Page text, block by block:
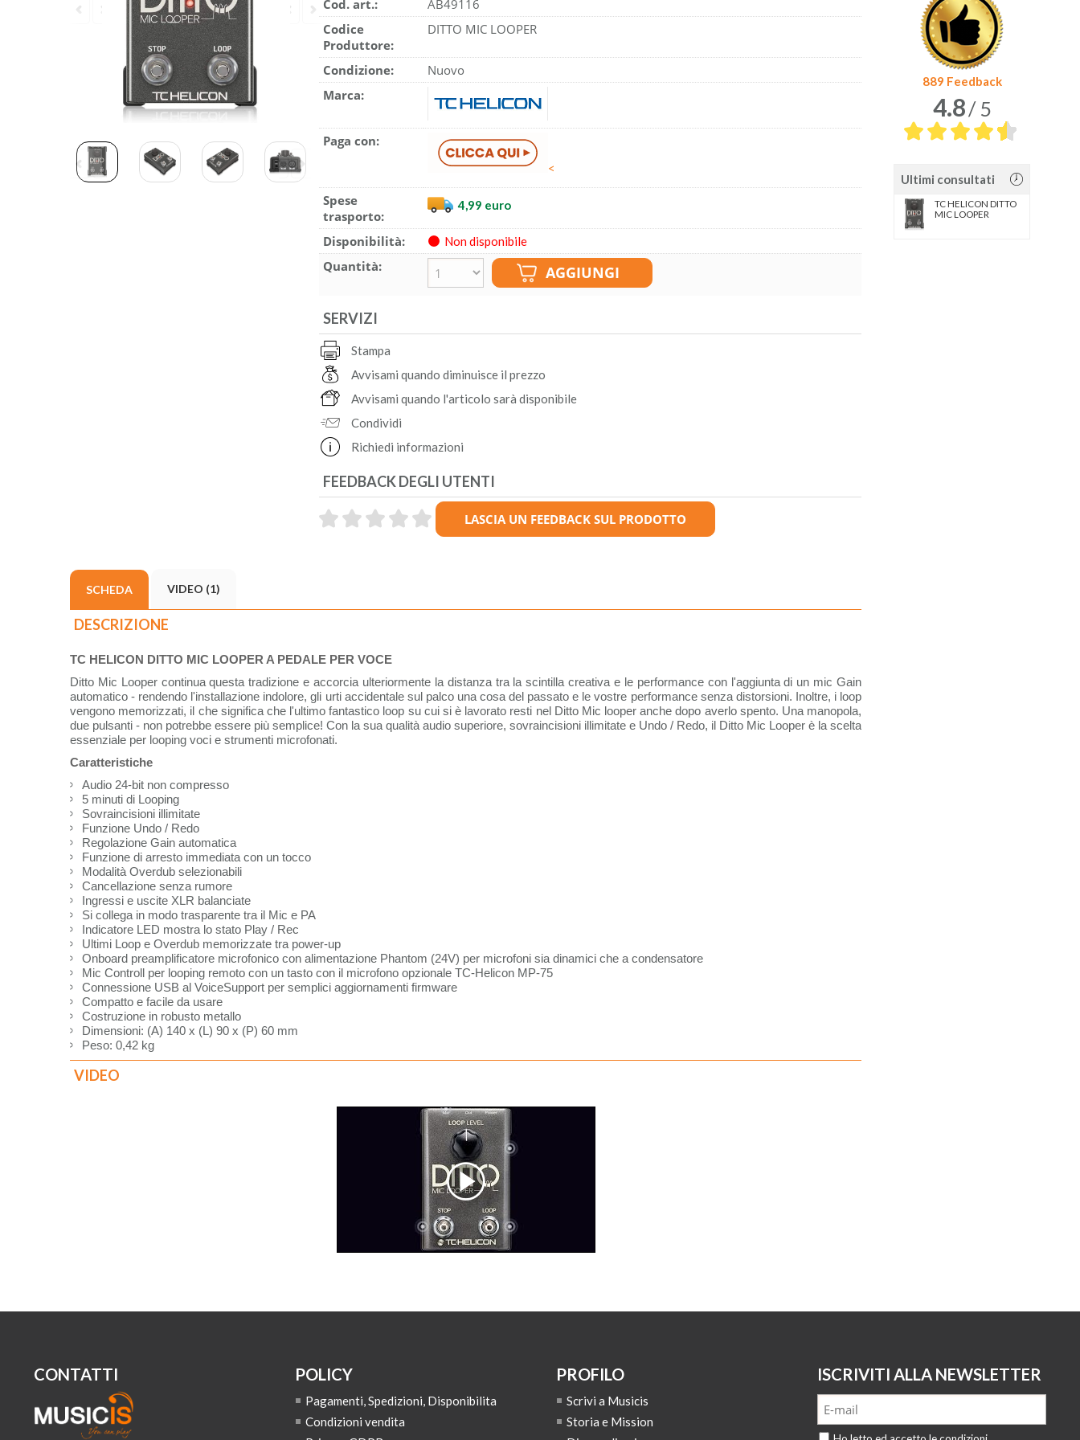
Cod. art.:
AB49116
Codice
Produttore:
DITTO MIC LOOPER
Condizione:
Nuovo
Marca:
Paga con:
<
Spese
trasporto:
4,99 euro
Disponibilità: Non disponibile
Quantità:
SERVIZI
Stampa
Avvisami quando diminuisce il prezzo
Avvisami quando l'articolo sarà disponibile
Condividi
Richiedi informazioni
FEEDBACK DEGLI UTENTI
SCHEDA VIDEO (1)
DESCRIZIONE
TC HELICON DITTO MIC LOOPER A PEDALE PER VOCE
Ditto Mic Looper continua questa tradizione e accorcia ulteriormente la distanza tra la scintilla creativa e le performance con l'aggiunta di un mic Gain
automatico - rendendo l'installazione indolore, gli urti accidentale sul palco una cosa del passato e le vostre performance senza distorsioni. Inoltre, i loop
vengono memorizzati, il che significa che l'ultimo fantastico loop su cui si è lavorato resti nel Ditto Mic looper anche dopo averlo spento. Una manopola,
due pulsanti - non potrebbe essere più semplice! Con la sua qualità audio superiore, sovraincisioni illimitate e Undo / Redo, il Ditto Mic Looper è la scelta
essenziale per looping voci e strumenti microfonati.
Caratteristiche
Audio 24-bit non compresso
5 minuti di Looping
Sovraincisioni illimitate
Funzione Undo / Redo
Regolazione Gain automatica
Funzione di arresto immediata con un tocco
Modalità Overdub selezionabili
Cancellazione senza rumore
Ingressi e uscite XLR balanciate
Si collega in modo trasparente tra il Mic e PA
Indicatore LED mostra lo stato Play / Rec
Ultimi Loop e Overdub memorizzate tra power-up
Onboard preamplificatore microfonico con alimentazione Phantom (24V) per microfoni sia dinamici che a condensatore
Mic Controll per looping remoto con un tasto con il microfono opzionale TC-Helicon MP-75
Connessione USB al VoiceSupport per semplici aggiornamenti firmware
Compatto e facile da usare
Costruzione in robusto metallo
Dimensioni: (A) 140 x (L) 90 x (P) 60 mm
Peso: 0,42 kg
VIDEO
889 Feedback
4.8/ 5
Ultimi consultati
TC HELICON DITTO
MIC LOOPER
CONTATTI POLICY
Pagamenti, Spedizioni, Disponibilita
Condizioni vendita
PROFILO
Scrivi a Musicis
Storia e Mission
ISCRIVITI ALLA NEWSLETTER